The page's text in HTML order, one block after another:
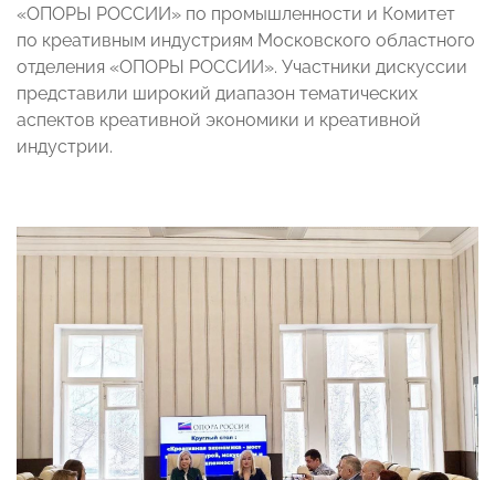
«ОПОРЫ РОССИИ» по промышленности и Комитет
по креативным индустриям Московского областного
отделения «ОПОРЫ РОССИИ». Участники дискуссии
представили широкий диапазон тематических
аспектов креативной экономики и креативной
индустрии.